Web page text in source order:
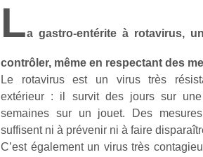
La gastro-entérite à rotavirus,
contrôler, même en respectant des
Le rotavirus est un virus très
extérieur : il survit des jours sur
semaines sur un jouet. Des
suffisent ni à prévenir ni à faire
C’est également un virus très